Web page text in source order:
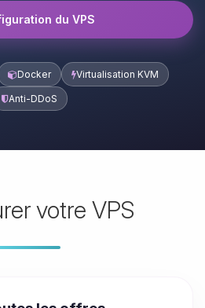
du VPS
Docker Virtualisation KVM
Anti-DDoS
votre VPS